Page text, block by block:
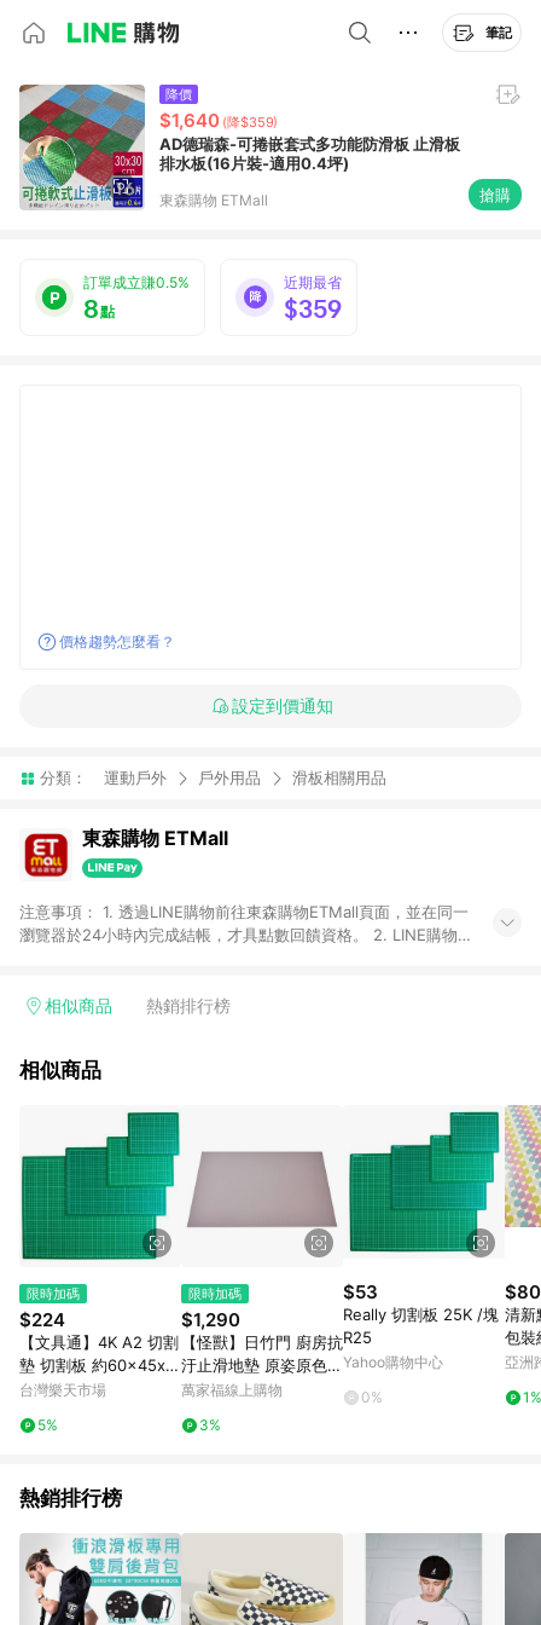
筆記
降價
$1,640 (降$359)
AD德瑞森-可捲嵌套式多功能防滑板 止滑板
排水板(16片裝-適用0.4坪)
東森購物 ETMall 搶購
訂單成立賺0.5%
8點
近期最省
$359
價格趨勢怎麼看？
設定到價通知
分類： 運動戶外 戶外用品 滑板相關用品
東森購物 ETMall
注意事項： 1. 透過LINE購物前往東森購物ETMall頁面，並在同一
瀏覽器於24小時內完成結帳，才具點數回饋資格。 2. LINE購物
單，皆不在點數回饋範圍內。 3. 如購買以下類別商品，將無法獲
球嚴選、商城、專案商品、「草莓網」全館商品。 4. 如取消訂
回饋。 5. 點數回饋會扣除所有折扣優惠後之最終發票金額計算，
實際回饋請依LINE購物通知為主。 6. 訂單如有使用東森購物
ETMall站內之折扣優惠(包含但不限於東森幣、樂透金、東森現金
券等)，不具點數回饋資格。詳細請依東森購物ETMall之結帳頁面
顯示為準。 7. LINE購物設有「單一商品最高回饋點數」機制(特
殊活動時開放「回饋無上限」)，以同一訂單中同一商品不論件數
計算，並依訂單成立時間當下LINE購物所設定的回饋機制為準。
8. LINE購物為購物資訊整合性平台，商品資料更新會有時間差，
如顯示之商品規格、顏色、價位、贈品與東森購物ETMall銷售網
頁不符，以銷售網頁標示為準。 9. 若有贈點爭議，請務必於訂單
日期+180天以內至LINE購物客服洽詢；若超過180天(含)以上進
行申訴，恕無法贈點回饋。 10. 部分點數紅包僅限指定商品使
用，或不適用於無回饋商品。各點數紅包之適用商品與使用條件
請依點數紅包頁面規則為準。
相似商品 熱銷排行榜
相似商品
限時加碼
$224
【文具通】4K A2 切割
墊 切割板 約60x45x
0.3cm A2080015【A
(單一帳號最高1500
台灣樂天市場
5%
限時加碼
$1,290
【怪獸】日竹門 廚房抗
汙止滑地墊 原姿原色系
列 (80x50cm) -莫蘭
萬家福線上購物
3%
$53
Really 切割板 25K /塊
R25
Yahoo購物中心
0%
$80
清
包裝
亞洲
1%
熱銷排行榜